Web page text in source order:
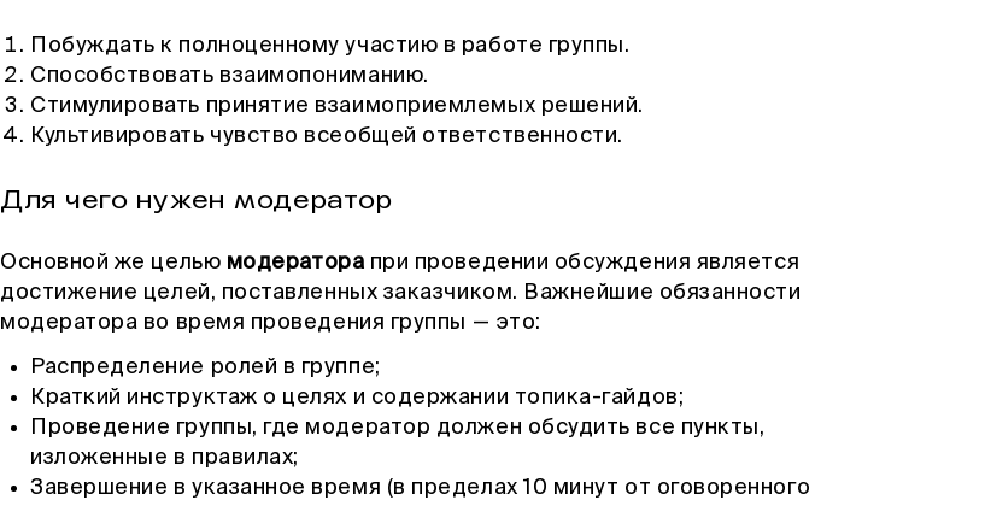
Побуждать к полноценному участию в работе группы.
Способствовать взаимопониманию.
Стимулировать принятие взаимоприемлемых решений.
Культивировать чувство всеобщей ответственности.
Для чего нужен модератор
Основной же целью модератора при проведении обсуждения является
достижение целей, поставленных заказчиком. Важнейшие обязанности
модератора во время проведения группы — это:
Распределение ролей в группе;
Краткий инструктаж о целях и содержании топика-гайдов;
Проведение группы, где модератор должен обсудить все пункты,
изложенные в правилах;
Завершение в указанное время (в пределах 10 минут от оговоренного